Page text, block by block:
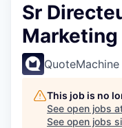
Sr
QuoteMachine
This job is no
See open jobs
See open jobs